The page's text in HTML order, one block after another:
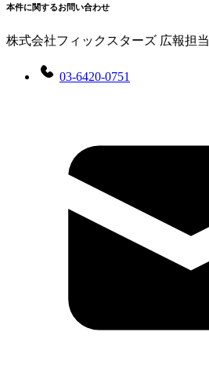
本件に関するお問い合わせ
株式会社フィックスターズ 広報担当
03-6420-0751